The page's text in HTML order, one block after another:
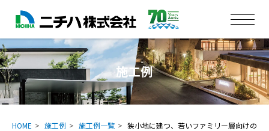
施工例
HOME 施工例 施工例一覧
狭小地に建つ、若いファミリー層向けの